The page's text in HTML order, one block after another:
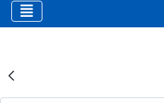
Risultati